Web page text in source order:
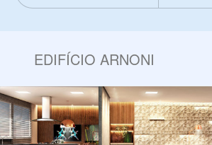
EDIFÍCIO ARNONI